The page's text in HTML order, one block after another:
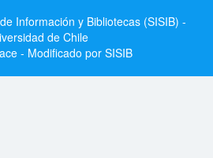
Información y Bibliotecas (SISIB) -
de Chile
- Modificado por SISIB